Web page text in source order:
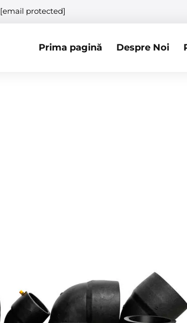
[email protected]
Prima pagină Despre Noi